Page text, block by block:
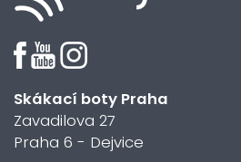
Skákací boty Praha
Zavadilova 27
Praha 6 - Dejvice